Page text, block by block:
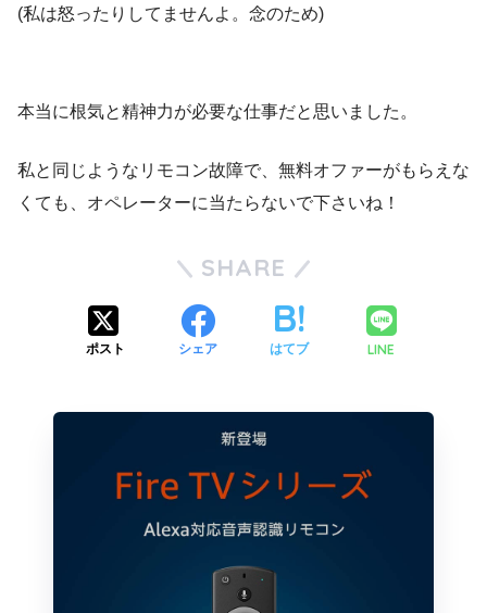
(私は怒ったりしてませんよ。念のため)
本当に根気と精神力が必要な仕事だと思いました。
私と同じようなリモコン故障で、無料オファーがもらえな
くても、オペレーターに当たらないで下さいね！
SHARE
ポスト シェア はてブ LINE